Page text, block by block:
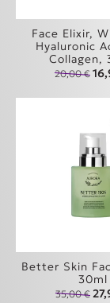
Face Elixir,
Hyaluronic
Collagen,
20,00€
Better Skin
30ml
35,00€